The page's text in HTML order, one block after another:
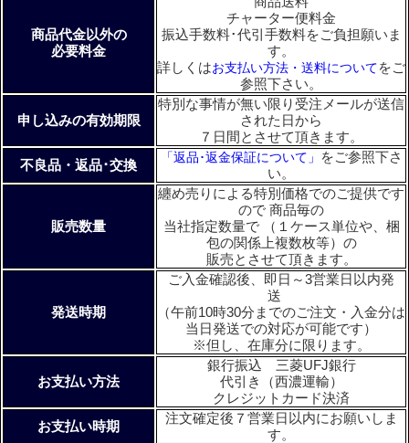
商品代金以外の
必要料金
チャーター便料金
振込手数料･代引手数料をご負担願いま
す。
詳しくはお支払い方法・送料について をご
参照下さい。
申し込みの有効期限
特別な事情が無い限り受注メールが送信
された日から
７日間とさせて頂きます。
不良品・返品･交換
「返品･返金保証について」
をご参照下さ
い。
販売数量
纏め売りによる特別価格でのご提供です
ので 商品毎の
当社指定数量で （１ケース単位や、梱
包の関係上複数枚等）の
販売とさせて頂きます。
発送時期
ご入金確認後、即日～3営業日以内発
送
（午前10時30分までのご注文・入金分は
当日発送での対応が可能です）
※但し、在庫分に限ります。
お支払い方法
銀行振込 三菱UFJ銀行
代引き（西濃運輸）
クレジットカード決済
お支払い時期
注文確定後７営業日以内にお願いしま
す。